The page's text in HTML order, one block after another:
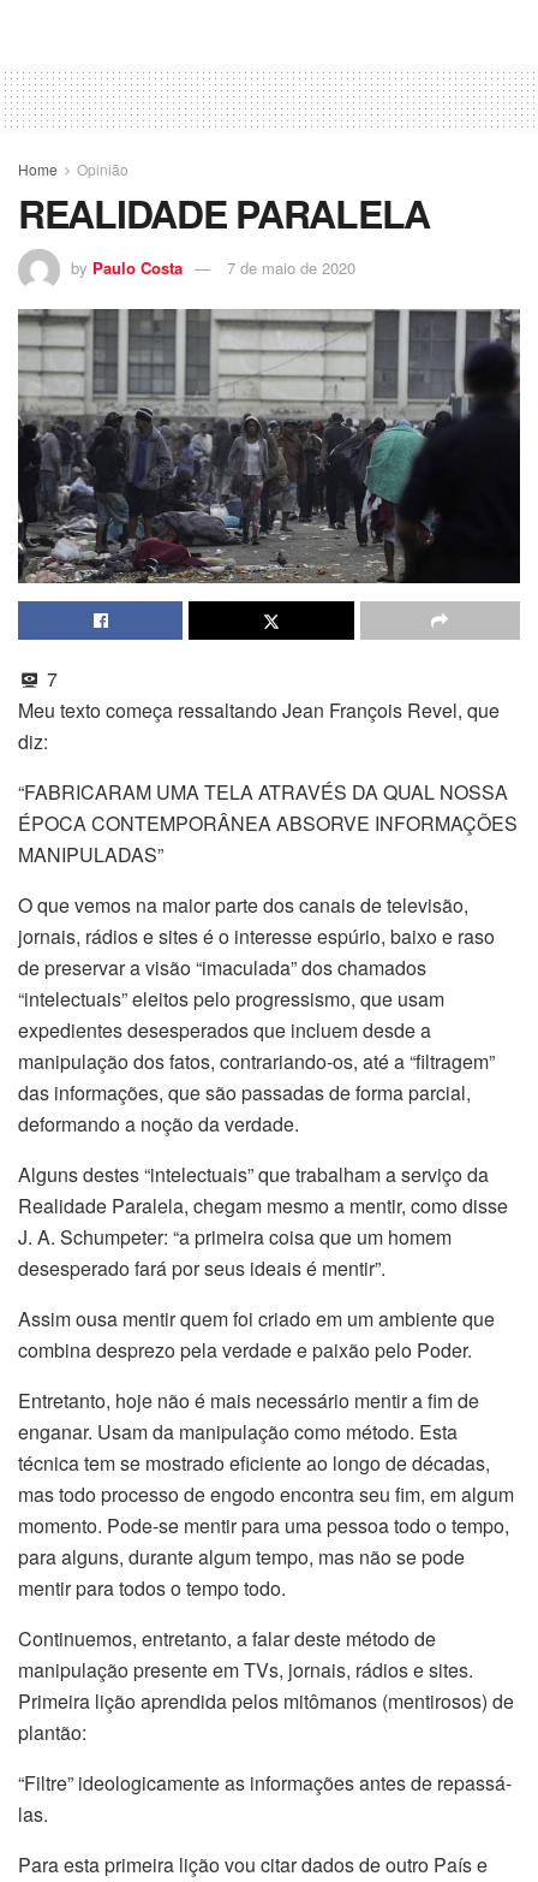
Home Opinião
REALIDADE PARALELA
by Paulo Costa 7 de maio de 2020
7
Meu texto começa ressaltando Jean François Revel, que
diz:
“FABRICARAM UMA TELA ATRAVÉS DA QUAL NOSSA
ÉPOCA CONTEMPORÂNEA ABSORVE INFORMAÇÕES
MANIPULADAS”
O que vemos na maior parte dos canais de televisão,
jornais, rádios e sites é o interesse espúrio, baixo e raso
de preservar a visão “imaculada” dos chamados
“intelectuais” eleitos pelo progressismo, que usam
expedientes desesperados que incluem desde a
manipulação dos fatos, contrariando-os, até a “filtragem”
das informações, que são passadas de forma parcial,
deformando a noção da verdade.
Alguns destes “intelectuais” que trabalham a serviço da
Realidade Paralela, chegam mesmo a mentir, como disse
J. A. Schumpeter: “a primeira coisa que um homem
desesperado fará por seus ideais é mentir”.
Assim ousa mentir quem foi criado em um ambiente que
combina desprezo pela verdade e paixão pelo Poder.
Entretanto, hoje não é mais necessário mentir a fim de
enganar. Usam da manipulação como método. Esta
técnica tem se mostrado eficiente ao longo de décadas,
mas todo processo de engodo encontra seu fim, em algum
momento. Pode-se mentir para uma pessoa todo o tempo,
para alguns, durante algum tempo, mas não se pode
mentir para todos o tempo todo.
Continuemos, entretanto, a falar deste método de
manipulação presente em TVs, jornais, rádios e sites.
Primeira lição aprendida pelos mitômanos (mentirosos) de
plantão:
“Filtre” ideologicamente as informações antes de repassá-
las.
Para esta primeira lição vou citar dados de outro País e